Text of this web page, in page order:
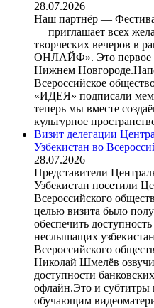
28.07.2026
Наш партнёр —
— приглашает всех
творческих вечеров в
ОНЛАЙФ». Это первое
Нижнем
Всероссийское
«ИДЕЯ» подписали
теперь мы вместе
культурное
Визит делегации
Узбекистан во
28.07.2026
Представители
Узбекистан посетили
Всероссийского
целью визита было
обеспечить
неслышащих
Всероссийского
Николай Шмелёв
доступности
офлайн.Это и субтитры
обучающим